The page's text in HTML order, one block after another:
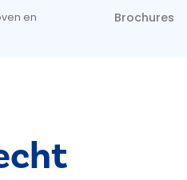
gaan
en
Brochures